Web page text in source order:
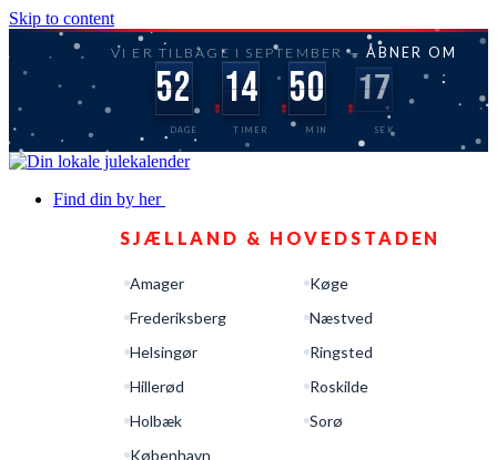
Skip to content
VI ER TILBAGE I SEPTEMBER —ÅBNER OM
52
DAGE
14
TIMER
50
MIN
16
SEK
Find din by her
SJÆLLAND & HOVEDSTADEN
Amager
Frederiksberg
Helsingør
Hillerød
Holbæk
København
Køge
Næstved
Ringsted
Roskilde
Sorø